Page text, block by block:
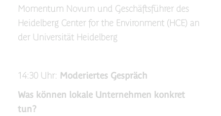
Momentum Novum und Geschäftsführer des
Heidelberg Center for the Environment (HCE) an
der Universität Heidelberg
14:30 Uhr: Moderiertes Gespräch
Was können lokale Unternehmen konkret
tun?